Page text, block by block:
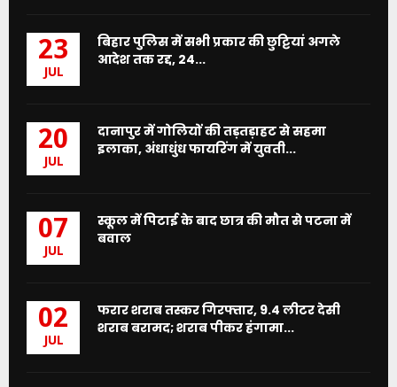
23
JUL
बिहार पुलिस में सभी प्रकार की छुट्टियां अगले
आदेश तक रद्द, 24...
20
JUL
दानापुर में गोलियों की तड़तड़ाहट से सहमा
इलाका, अंधाधुंध फायरिंग में युवती...
07
JUL
स्कूल में पिटाई के बाद छात्र की मौत से पटना में
बवाल
02
JUL
फरार शराब तस्कर गिरफ्तार, 9.4 लीटर देसी
शराब बरामद; शराब पीकर हंगामा...